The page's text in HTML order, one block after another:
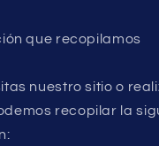
que recopilamos
nuestro sitio o
recopilar la